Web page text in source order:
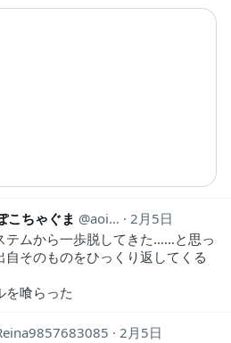
こちゃぐま aoi_I_HE
2月5日
テムから一歩脱してきた……と思っ
自そのものをひっくり返してくる
を喰らった
2月5日